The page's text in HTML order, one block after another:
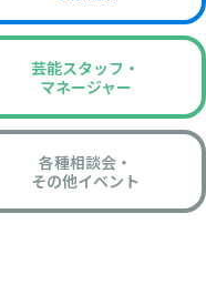
芸能スタッフ・
マネージャー
各種相談会・
その他イベント